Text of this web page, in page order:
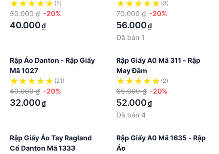
(5)
50.000 ₫ -20%
40.000₫
(3)
70.000 ₫ -20%
56.000₫
Đã bán 1
Rập Áo Danton - Rập Giấy
Mã 1027
(21)
40.000 ₫ -20%
32.000₫
Rập Giấy A0 Mã 311 - Rập
May Đầm
(2)
65.000 ₫ -20%
52.000₫
Đã bán 4
Rập Giấy Áo Tay Ragland
Cổ Danton Mã 1333
Rập Giấy A0 Mã 1635 - Rập
Áo